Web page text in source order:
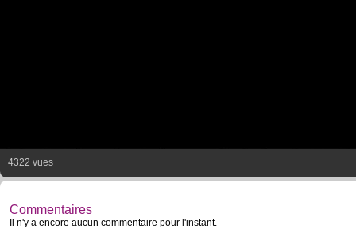
4322 vues
Commentaires
Il n'y a encore aucun commentaire pour l'instant.